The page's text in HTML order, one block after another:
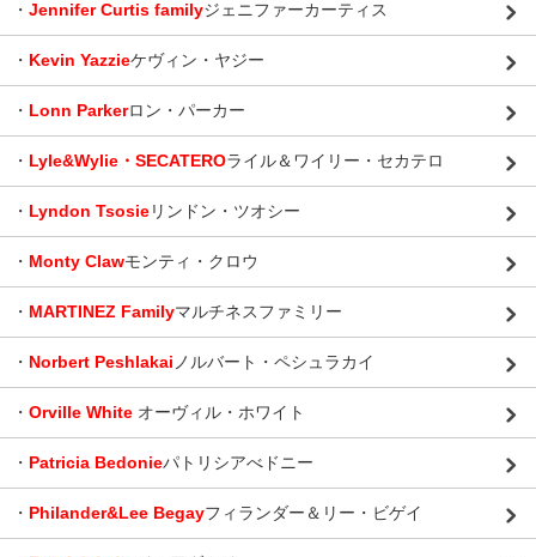
・ Jennifer Curtis familyジェニファーカーティス
・ Kevin Yazzieケヴィン・ヤジー
・ Lonn Parkerロン・パーカー
・ Lyle&Wylie・SECATEROライル＆ワイリー・セカテロ
・ Lyndon Tsosieリンドン・ツオシー
・ Monty Clawモンティ・クロウ
・ MARTINEZ Familyマルチネスファミリー
・ Norbert Peshlakai ノルバート・ペシュラカイ
・ Orville White オーヴィル・ホワイト
・ Patricia Bedonieパトリシアべドニー
・ Philander&Lee Begayフィランダー＆リー・ビゲイ